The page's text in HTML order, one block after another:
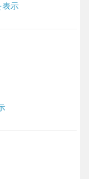
表示